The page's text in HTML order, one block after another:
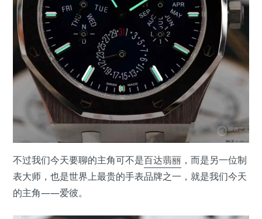
不过我们今天要聊的主角可不是百达翡丽 ，而是另一位制
表大师，也是世界上最贵的手表品牌之一，就是我们今天
的主角——爱彼。